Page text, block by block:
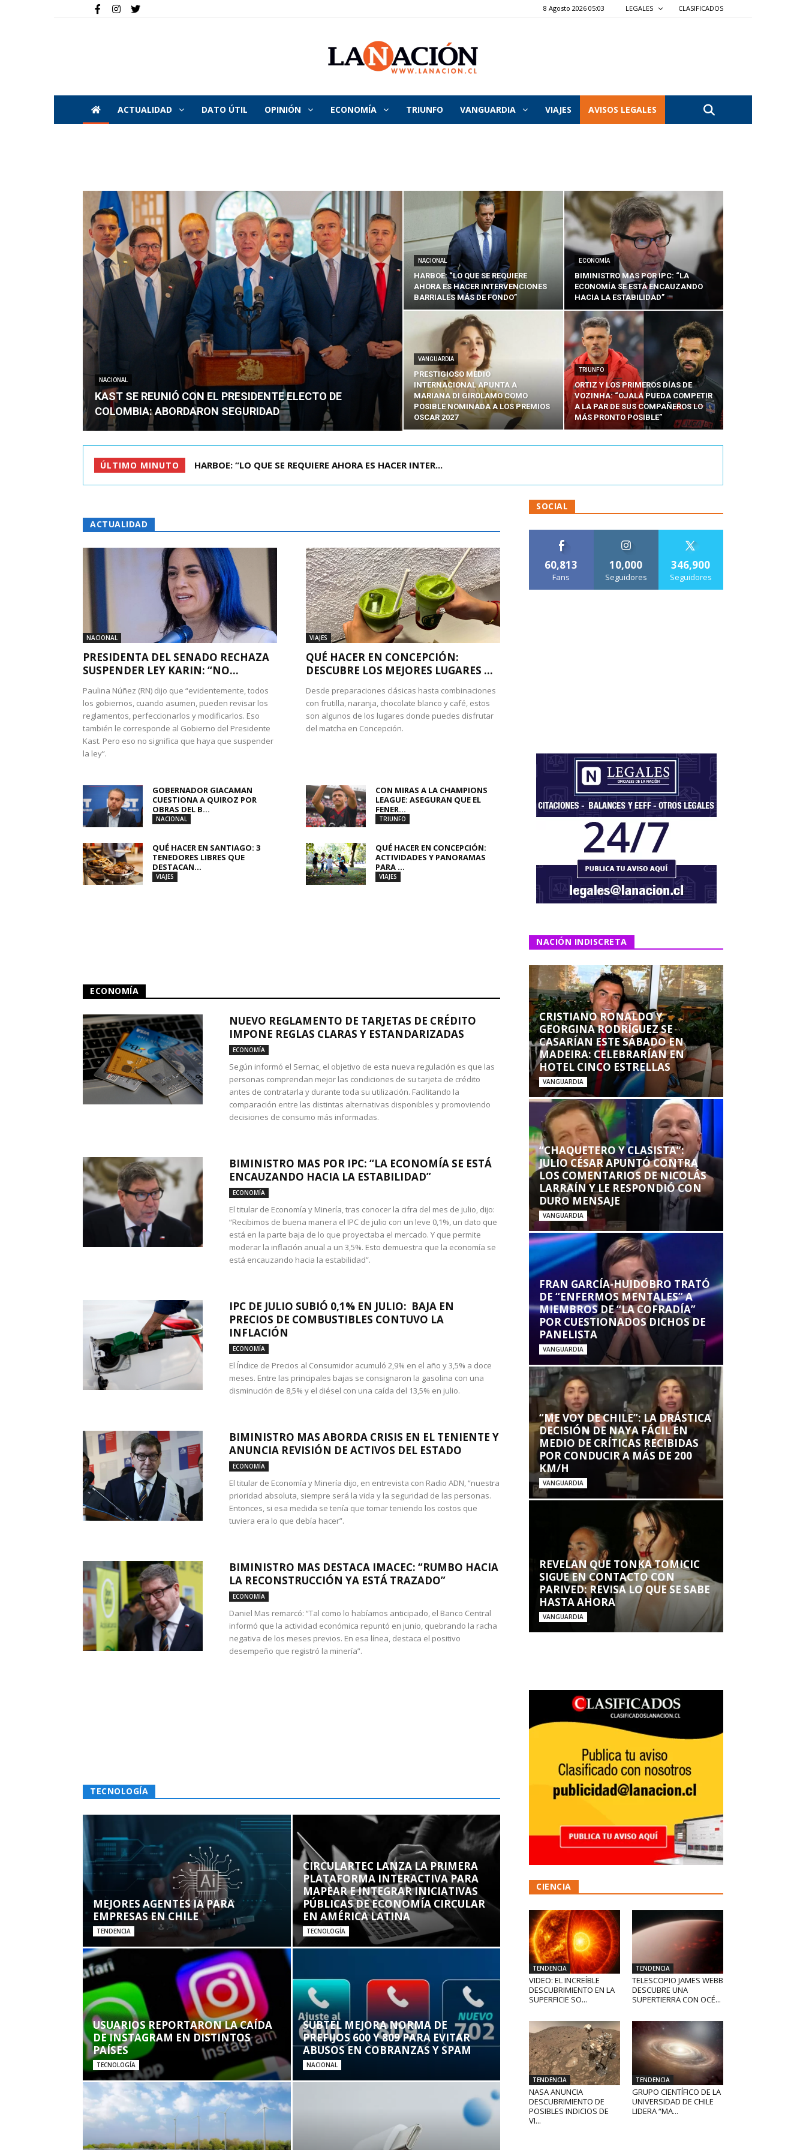
8 Agosto 2026 05:03 LEGALES CLASIFICADOS
La
Nación
ACTUALIDAD DATO ÚTIL OPINIÓN ECONOMÍA TRIUNFO VANGUARDIA VIAJES AVISOS LEGALES
NACIONAL
KAST SE REUNIÓ CON EL PRESIDENTE ELECTO DE
COLOMBIA: ABORDARON SEGURIDAD
NACIONAL
HARBOE: “LO QUE SE REQUIERE
AHORA ES HACER INTERVENCIONES
BARRIALES MÁS DE FONDO”
ECONOMÍA
BIMINISTRO MAS POR IPC: “LA
ECONOMÍA SE ESTÁ ENCAUZANDO
HACIA LA ESTABILIDAD”
VANGUARDIA
PRESTIGIOSO MEDIO
INTERNACIONAL APUNTA A
MARIANA DI GIROLAMO COMO
POSIBLE NOMINADA A LOS PREMIOS
OSCAR 2027
TRIUNFO
ORTIZ Y LOS PRIMEROS DÍAS DE
VOZINHA: “OJALÁ PUEDA COMPETIR
A LA PAR DE SUS COMPAÑEROS LO
MÁS PRONTO POSIBLE”
ÚLTIMO MINUTO BIMINISTRO MAS POR IPC: “LA ECONOMÍA SE ESTÁ ENC...
ACTUALIDAD
NACIONAL
PRESIDENTA DEL SENADO RECHAZA
SUSPENDER LEY KARIN: “NO...
Paulina Núñez (RN) dijo que “evidentemente, todos
los gobiernos, cuando asumen, pueden revisar los
reglamentos, perfeccionarlos y modificarlos. Eso
también le corresponde al Gobierno del Presidente
Kast. Pero eso no significa que haya que suspender
la ley”.
VIAJES
QUÉ HACER EN CONCEPCIÓN:
DESCUBRE LOS MEJORES LUGARES ...
Desde preparaciones clásicas hasta combinaciones
con frutilla, naranja, chocolate blanco y café, estos
son algunos de los lugares donde puedes disfrutar
del matcha en Concepción.
GOBERNADOR GIACAMAN
CUESTIONA A QUIROZ POR
OBRAS DEL B...
NACIONAL
CON MIRAS A LA CHAMPIONS
LEAGUE: ASEGURAN QUE EL
FENER...
TRIUNFO
QUÉ HACER EN SANTIAGO: 3
TENEDORES LIBRES QUE
DESTACAN...
VIAJES
QUÉ HACER EN CONCEPCIÓN:
ACTIVIDADES Y PANORAMAS
PARA ...
VIAJES
ECONOMÍA
NUEVO REGLAMENTO DE TARJETAS DE CRÉDITO
IMPONE REGLAS CLARAS Y ESTANDARIZADAS
ECONOMÍA
Según informó el Sernac, el objetivo de esta nueva regulación es que las
personas comprendan mejor las condiciones de su tarjeta de crédito
antes de contratarla y durante toda su utilización. Facilitando la
comparación entre las distintas alternativas disponibles y promoviendo
decisiones de consumo más informadas.
BIMINISTRO MAS POR IPC: “LA ECONOMÍA SE ESTÁ
ENCAUZANDO HACIA LA ESTABILIDAD”
ECONOMÍA
El titular de Economía y Minería, tras conocer la cifra del mes de julio, dijo:
“Recibimos de buena manera el IPC de julio con un leve 0,1%, un dato que
está en la parte baja de lo que proyectaba el mercado. Y que permite
moderar la inflación anual a un 3,5%. Esto demuestra que la economía se
está encauzando hacia la estabilidad”.
IPC DE JULIO SUBIÓ 0,1% EN JULIO: BAJA EN
PRECIOS DE COMBUSTIBLES CONTUVO LA
INFLACIÓN
ECONOMÍA
El Índice de Precios al Consumidor acumuló 2,9% en el año y 3,5% a doce
meses. Entre las principales bajas se consignaron la gasolina con una
disminución de 8,5% y el diésel con una caída del 13,5% en julio.
BIMINISTRO MAS ABORDA CRISIS EN EL TENIENTE Y
ANUNCIA REVISIÓN DE ACTIVOS DEL ESTADO
ECONOMÍA
El titular de Economía y Minería dijo, en entrevista con Radio ADN, “nuestra
prioridad absoluta, siempre será la vida y la seguridad de las personas.
Entonces, si esa medida se tenía que tomar teniendo los costos que
tuviera era lo que debía hacer”.
BIMINISTRO MAS DESTACA IMACEC: “RUMBO HACIA
LA RECONSTRUCCIÓN YA ESTÁ TRAZADO”
ECONOMÍA
Daniel Mas remarcó: “Tal como lo habíamos anticipado, el Banco Central
informó que la actividad económica repuntó en junio, quebrando la racha
negativa de los meses previos. En esa línea, destaca el positivo
desempeño que registró la minería”.
TECNOLOGÍA
MEJORES AGENTES IA PARA
EMPRESAS EN CHILE
TENDENCIA
CIRCULARTEC LANZA LA PRIMERA
PLATAFORMA INTERACTIVA PARA
MAPEAR E INTEGRAR INICIATIVAS
PÚBLICAS DE ECONOMÍA CIRCULAR
EN AMÉRICA LATINA
TECNOLOGÍA
USUARIOS REPORTARON LA CAÍDA
DE INSTAGRAM EN DISTINTOS
PAÍSES
TECNOLOGÍA
SUBTEL MEJORA NORMA DE
PREFIJOS 600 Y 809 PARA EVITAR
ABUSOS EN COBRANZAS Y SPAM
NACIONAL
SOCIAL
60,813
Fans
10,000
Seguidores
346,900
Seguidores
NACIÓN INDISCRETA
CRISTIANO RONALDO Y
GEORGINA RODRÍGUEZ SE
CASARÍAN ESTE SÁBADO EN
MADEIRA: CELEBRARÍAN EN
HOTEL CINCO ESTRELLAS
VANGUARDIA
“CHAQUETERO Y CLASISTA”:
JULIO CÉSAR APUNTÓ CONTRA
LOS COMENTARIOS DE NICOLÁS
LARRAÍN Y LE RESPONDIÓ CON
DURO MENSAJE
VANGUARDIA
FRAN GARCÍA-HUIDOBRO TRATÓ
DE “ENFERMOS MENTALES” A
MIEMBROS DE “LA COFRADÍA”
POR CUESTIONADOS DICHOS DE
PANELISTA
VANGUARDIA
“ME VOY DE CHILE”: LA DRÁSTICA
DECISIÓN DE NAYA FÁCIL EN
MEDIO DE CRÍTICAS RECIBIDAS
POR CONDUCIR A MÁS DE 200
KM/H
VANGUARDIA
REVELAN QUE TONKA TOMICIC
SIGUE EN CONTACTO CON
PARIVED: REVISA LO QUE SE SABE
HASTA AHORA
VANGUARDIA
CIENCIA
TENDENCIA
VIDEO: EL INCREÍBLE
DESCUBRIMIENTO EN LA
SUPERFICIE SO...
TENDENCIA
TELESCOPIO JAMES WEBB
DESCUBRE UNA
SUPERTIERRA CON OCÉ...
TENDENCIA
NASA ANUNCIA
DESCUBRIMIENTO DE
POSIBLES INDICIOS DE
VI...
TENDENCIA
GRUPO CIENTÍFICO DE LA
UNIVERSIDAD DE CHILE
LIDERA “MA...